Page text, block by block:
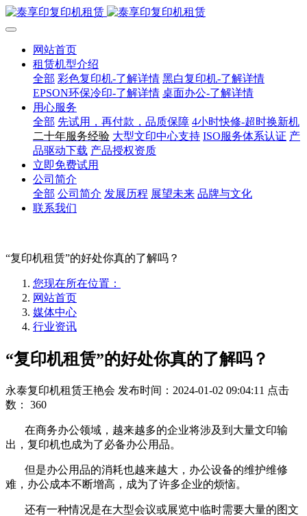
网站首页
租赁机型介绍
全部 彩色复印机-了解详情 黑白复印机-了解详情
EPSON环保冷印-了解详情 桌面办公-了解详情
用心服务
全部 先试用，再付款，品质保障 4小时快修-超时换新机
二十年服务经验 大型文印中心支持 ISO服务体系认证 产
品驱动下载 产品授权资质
立即免费试用
公司简介
全部 公司简介 发展历程 展望未来 品牌与文化
联系我们
“复印机租赁”的好处你真的了解吗？
您现在所在位置：
网站首页
媒体中心
行业资讯
“复印机租赁”的好处你真的了解吗？
永泰复印机租赁王艳会 发布时间：2024-01-02 09:04:11 点击
数： 360
在商务办公领域，越来越多的企业将涉及到大量文印输
出，复印机也成为了必备办公用品。
但是办公用品的消耗也越来越大，办公设备的维护维修
难，办公成本不断增高，成为了许多企业的烦恼。
还有一种情况是在大型会议或展览中临时需要大量的图文